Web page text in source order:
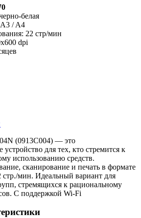
белая
A3 / A4
22 стр/мин
dpi
(0913C004) — это
для тех, кто стремится к
использованию средств.
сканирование и печать в формате
стр./мин. Идеальный вариант для
стремящихся к рациональному
С поддержкой Wi-Fi